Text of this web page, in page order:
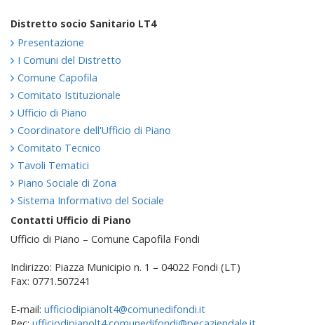
Distretto socio Sanitario LT4
Presentazione
I Comuni del Distretto
Comune Capofila
Comitato Istituzionale
Ufficio di Piano
Coordinatore dell'Ufficio di Piano
Comitato Tecnico
Tavoli Tematici
Piano Sociale di Zona
Sistema Informativo del Sociale
Contatti Ufficio di Piano
Ufficio di Piano – Comune Capofila Fondi
Indirizzo: Piazza Municipio n. 1 – 04022 Fondi (LT)
Fax: 0771.507241
E-mail: ufficiodipianolt4@comunedifondi.it